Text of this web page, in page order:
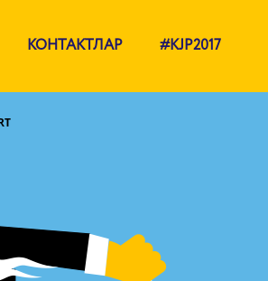
КОНТАКТЛАР #KJP2017